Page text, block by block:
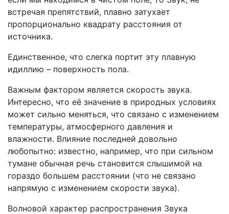
встречая препятствий, плавно затухает
пропорционально квадрату расстояния от
источника.
Единственное, что слегка портит эту плавную
идиллию – поверхность пола.
Важным фактором является скорость звука.
Интересно, что её значение в природных условиях
может сильно меняться, что связано с изменением
температуры, атмосферного давления и
влажности. Влияние последней довольно
любопытно: известно, например, что при сильном
тумане обычная речь становится слышимой на
гораздо большем расстоянии (что не связано
напрямую с изменением скорости звука).
Волновой характер распространения Звука